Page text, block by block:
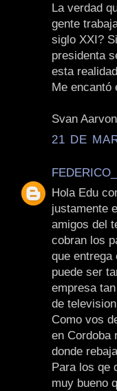
La verdad
gente
siglo XXI?
presidenta
esta
Me encantó
Svan
21 DE
Hola Edu
justamente
amigos del
cobran los
que entrega
puede ser
empresa
de
Como vos
en Cordoba
donde
Para los qe
muy bueno